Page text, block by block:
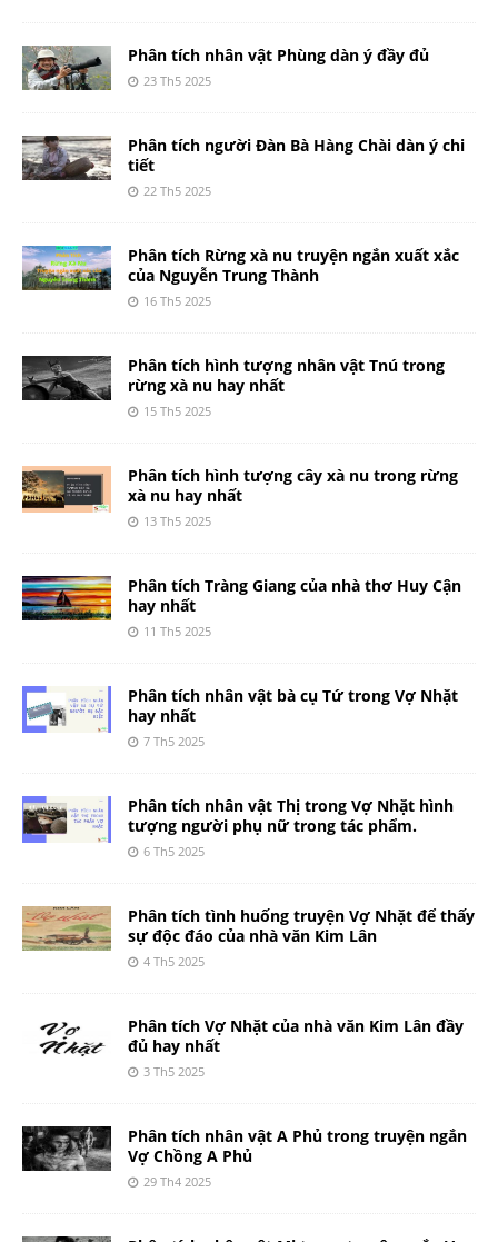
Phân tích nhân vật Phùng dàn ý đầy đủ
23 Th5 2025
Phân tích người Đàn Bà Hàng Chài dàn ý chi
tiết
22 Th5 2025
Phân tích Rừng xà nu truyện ngắn xuất xắc
của Nguyễn Trung Thành
16 Th5 2025
Phân tích hình tượng nhân vật Tnú trong
rừng xà nu hay nhất
15 Th5 2025
Phân tích hình tượng cây xà nu trong rừng
xà nu hay nhất
13 Th5 2025
Phân tích Tràng Giang của nhà thơ Huy Cận
hay nhất
11 Th5 2025
Phân tích nhân vật bà cụ Tứ trong Vợ Nhặt
hay nhất
7 Th5 2025
Phân tích nhân vật Thị trong Vợ Nhặt hình
tượng người phụ nữ trong tác phẩm.
6 Th5 2025
Phân tích tình huống truyện Vợ Nhặt để thấy
sự độc đáo của nhà văn Kim Lân
4 Th5 2025
Phân tích Vợ Nhặt của nhà văn Kim Lân đầy
đủ hay nhất
3 Th5 2025
Phân tích nhân vật A Phủ trong truyện ngắn
Vợ Chồng A Phủ
29 Th4 2025